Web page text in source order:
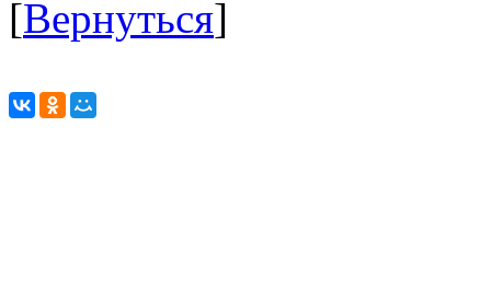
[Вернуться]